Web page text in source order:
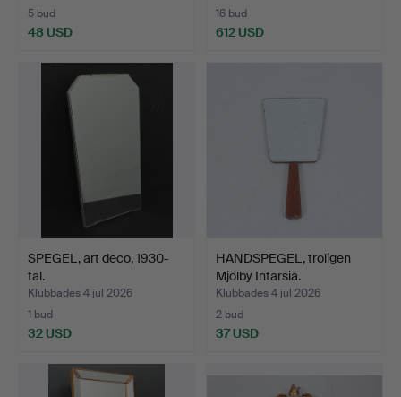
5 bud
48 USD
16 bud
612 USD
SPEGEL, art deco, 1930-
tal.
Klubbades 4 jul 2026
1 bud
32 USD
HANDSPEGEL, troligen
Mjölby Intarsia.
Klubbades 4 jul 2026
2 bud
37 USD